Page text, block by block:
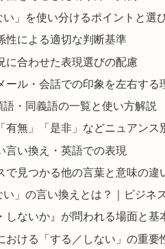
い」を使い分けるポイントと選
性による適切な判断基準
に合わせた表現選びの配慮
ール・会話での印象を左右する
・同義語の一覧と使い方解説
有無」「是非」などニュアンス
言い換え・英語での表現
で見つかる他の言葉と意味の違
い」の言い換えとは？｜ビジネ
しないか』が問われる場面と基
おける「する／しない」の重要